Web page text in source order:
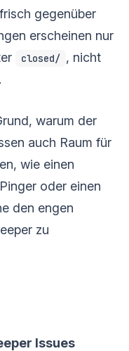
gegenüber
erscheinen nur
closed/ , nicht
warum der
auch Raum für
wie einen
oder einen
den engen
zu
Issues